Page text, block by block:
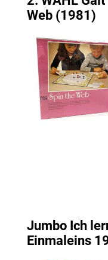
Web (1981)
Jumbo Ich
Einmaleins